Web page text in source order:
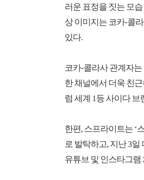
러운 표정을 짓는 모
상 이미지는 코카-콜
있다.
코카-콜라사 관계자
한 채널에서 더욱 친
럼 세계 1등 사이다
한편, 스프라이트는 ‘
로 발탁하고, 지난 3
유튜브 및 인스타그램